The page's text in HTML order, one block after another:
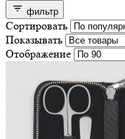
фильтр
Сортировать
Показывать
Отображение